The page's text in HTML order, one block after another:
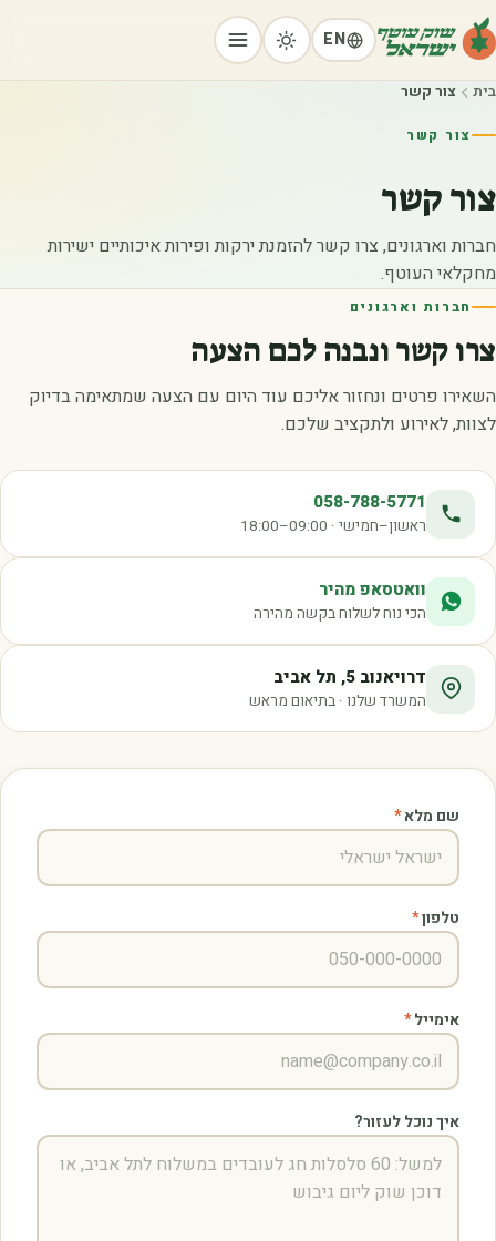
EN
בית צור קשר
צור קשר
צור קשר
חברות וארגונים, צרו קשר להזמנת ירקות ופירות איכותיים ישירות
מחקלאי העוטף.
חברות וארגונים
צרו קשר ונבנה לכם הצעה
השאירו פרטים ונחזור אליכם עוד היום עם הצעה שמתאימה בדיוק
לצוות, לאירוע ולתקציב שלכם.
058-788-5771
ראשון–חמישי · 09:00–18:00
וואטסאפ מהיר
הכי נוח לשלוח בקשה מהירה
דרויאנוב 5, תל אביב
המשרד שלנו · בתיאום מראש
שם מלא*
טלפון*
אימייל*
איך נוכל לעזור?